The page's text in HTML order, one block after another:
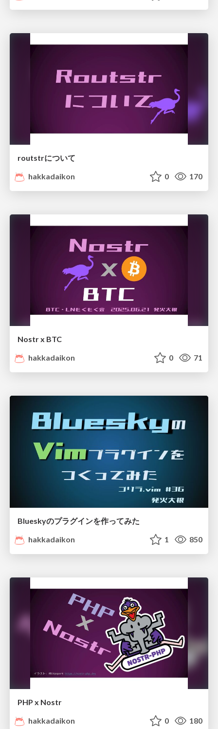
routstrについて
hakkadaikon
0 170
Nostr x BTC
hakkadaikon
0 71
Blueskyのプラグインを作ってみた
hakkadaikon
1 850
PHP x Nostr
hakkadaikon
0 180